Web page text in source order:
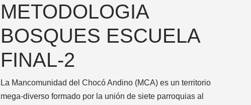
METODOLOGIA
BOSQUES ESCUELA
FINAL-2
La Mancomunidad del Chocó Andino (MCA) es un territorio
mega-diverso formado por la unión de siete parroquias al